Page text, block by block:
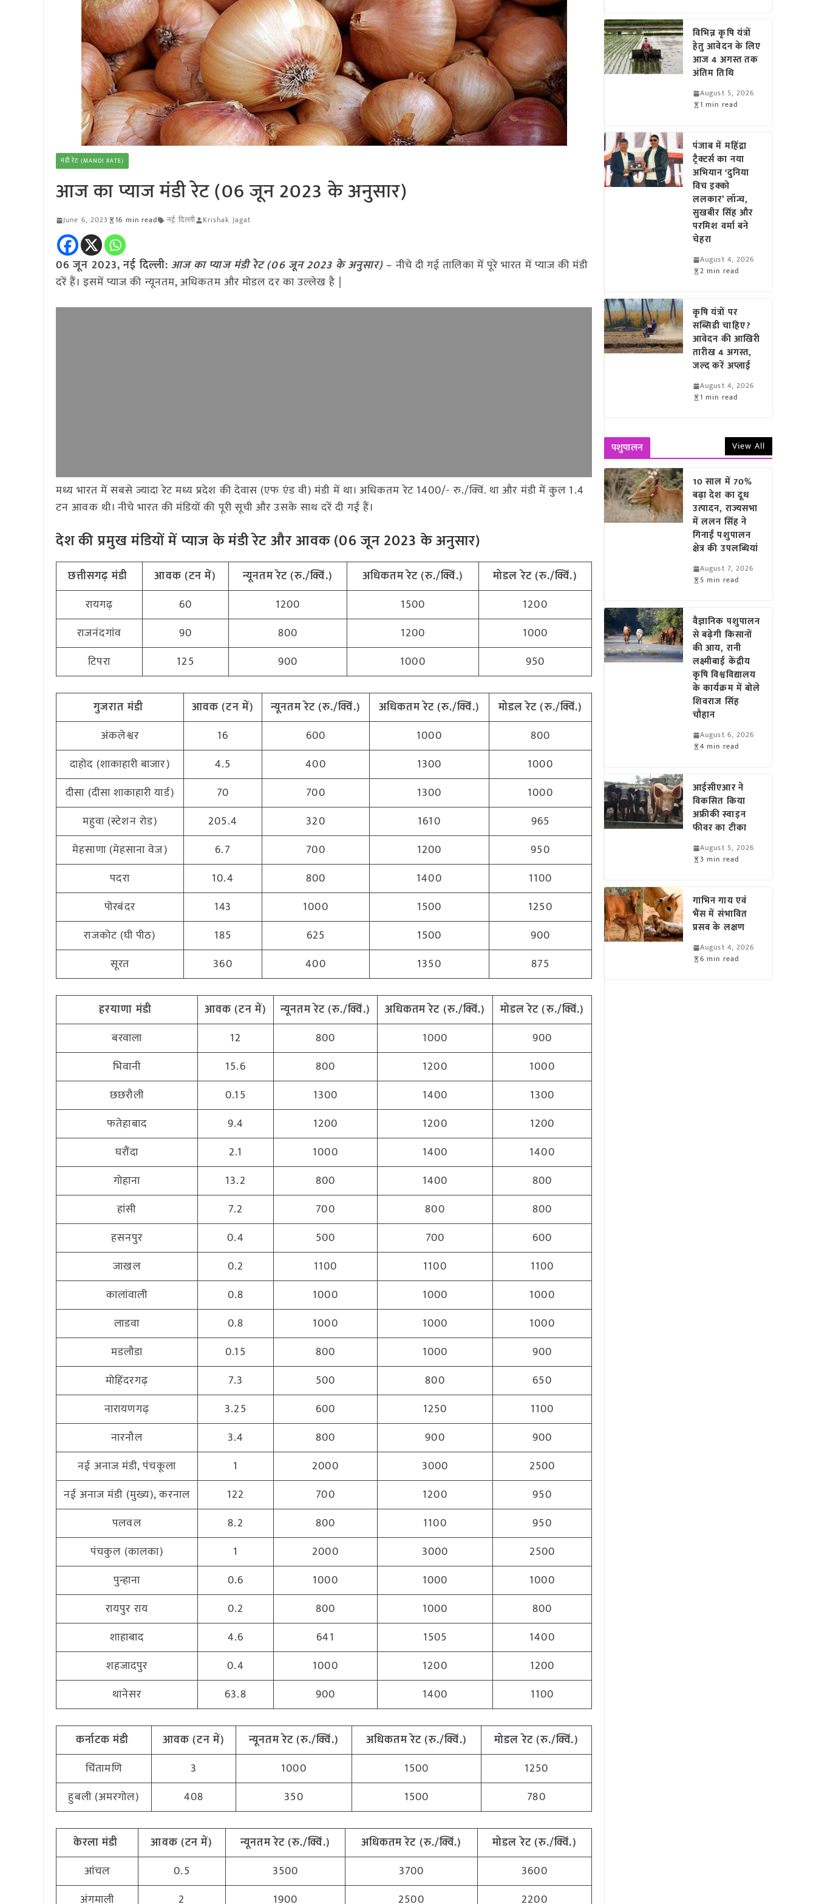
मंडी रेट (MANDI RATE)
आज का प्याज मंडी रेट (06 जून 2023 के अनुसार)
June 6, 2023 16 min read नई दिल्ली Krishak Jagat
06 जून 2023, नई दिल्ली: आज का प्याज मंडी रेट (06 जून2023 के अनुसार) – नीचे दी गई तालिका में पूरे भारत में प्याज की मंडी
दरें हैं। इसमें प्याज की न्यूनतम, अधिकतम और मोडल दर का उल्लेख है |
मध्य भारत में सबसे ज्यादा रेट मध्य प्रदेश की देवास (एफ एंड वी) मंडी में था। अधिकतम रेट 1400/- रु./क्विं. था और मंडी में कुल 1.4
टन आवक थी। नीचे भारत की मंडियों की पूरी सूची और उसके साथ दरें दी गई हैं।
देश की प्रमुख मंडियों में प्याजके मंडी रेट और आवक (06 जून 2023 के अनुसार)
छत्तीसगढ़मंडी आवक (टन में) न्यूनतमरेट (रु./क्विं.) अधिकतमरेट (रु./क्विं.) मोडल रेट(रु./क्विं.)
रायगढ़
60 1200 1500
1200
राजनंदगांव
90 800 1200
1000
टिपरा
125 900 1000 950
गुजरातमंडी आवक (टनमें) न्यूनतमरेट (रु./क्विं.) अधिकतमरेट (रु./क्विं.) मोडल रेट(रु./क्विं.)
अंकलेश्वर
16 600 1000
800
दाहोद (शाकाहारी बाजार)
4.5 400 1300
1000
दीसा (दीसा शाकाहारी यार्ड)
70 700 1300
1000
महुवा (स्टेशन रोड)
205.4 320 1610
965
मेहसाणा (मेहसाना वेज)
6.7 700 1200
950
पदरा
10.4 800 1400
1100
पोरबंदर
143 1000 1500
1250
राजकोट (घी पीठ)
185 625 1500
900
सूरत
360 400 1350 875
हरयाणा मंडी आवक (टनमें) न्यूनतमरेट (रु./क्विं.) अधिकतमरेट (रु./क्विं.) मोडल रेट(रु./क्विं.)
बरवाला
12 800 1000
900
भिवानी
15.6 800 1200
1000
छछरौली
0.15 1300 1400
1300
फतेहाबाद
9.4 1200 1200
1200
घरौंदा
2.1 1000 1400
1400
गोहाना
13.2 800 1400
800
हांसी
7.2 700 800
800
हसनपुर
0.4 500 700
600
जाखल
0.2 1100 1100
1100
कालांवाली
0.8 1000 1000
1000
लाडवा
0.8 1000 1000
1000
मडलौडा
0.15 800 1000
900
मोहिंदरगढ़
7.3 500 800
650
नारायणगढ़
3.25 600 1250
1100
नारनौल
3.4 800 900
900
नई अनाज मंडी, पंचकूला
1 2000 3000
2500
नई अनाज मंडी (मुख्य), करनाल
122 700 1200
950
पलवल
8.2 800 1100
950
पंचकुल (कालका)
1 2000 3000
2500
पुन्हाना
0.6 1000 1000
1000
रायपुर राय
0.2 800 1000
800
शाहाबाद
4.6 641 1505
1400
शहजादपुर
0.4 1000 1200
1200
थानेसर
63.8 900 1400 1100
कर्नाटकमंडी आवक (टनमें) न्यूनतमरेट (रु./क्विं.) अधिकतमरेट (रु./क्विं.) मोडल रेट(रु./क्विं.)
चिंतामणि
3 1000 1500
1250
हुबली (अमरगोल)
408 350 1500 780
केरला मंडी आवक (टन में) न्यूनतमरेट (रु./क्विं.) अधिकतमरेट (रु./क्विं.) मोडल रेट(रु./क्विं.)
आंचल
0.5 3500 3700
3600
अंगमाली
2 1900 2500 2200
विभिन्न कृषि यंत्रों
हेतु आवेदन के लिए
आज 4 अगस्त तक
अंतिम तिथि
August 5, 2026
1 min read
पंजाब में महिंद्रा
ट्रैक्टर्स का नया
अभियान ‘दुनिया
विच इक्को
ललकार’ लॉन्च,
सुखबीर सिंह और
परमिश वर्मा बने
चेहरा
August 4, 2026
2 min read
कृषि यंत्रों पर
सब्सिडी चाहिए?
आवेदन की आखिरी
तारीख 4 अगस्त,
जल्द करें अप्लाई
August 4, 2026
1 min read
पशुपालन View All
10 साल में 70%
बढ़ा देश का दूध
उत्पादन, राज्यसभा
में ललन सिंह ने
गिनाईं पशुपालन
क्षेत्र की उपलब्धियां
August 7, 2026
5 min read
वैज्ञानिक पशुपालन
से बढ़ेगी किसानों
की आय, रानी
लक्ष्मीबाई केंद्रीय
कृषि विश्वविद्यालय
के कार्यक्रम में बोले
शिवराज सिंह
चौहान
August 6, 2026
4 min read
आईसीएआर ने
विकसित किया
अफ्रीकी स्वाइन
फीवर का टीका
August 5, 2026
3 min read
गाभिन गाय एवं
भैंस में संभावित
प्रसव के लक्षण
August 4, 2026
6 min read